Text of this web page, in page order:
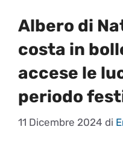
Albero di
costa in
accese le
periodo
11 Dicembre 2024 di